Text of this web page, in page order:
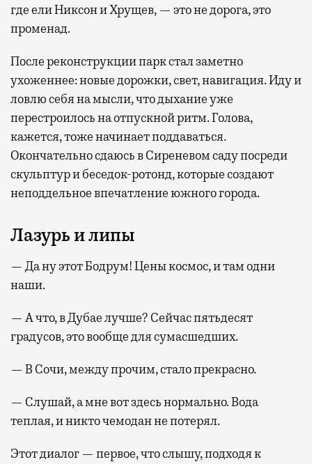
где ели Никсон и Хрущев, — это не дорога, это
променад.
После реконструкции парк стал заметно
ухоженнее: новые дорожки, свет, навигация. Иду и
ловлю себя на мысли, что дыхание уже
перестроилось на отпускной ритм. Голова,
кажется, тоже начинает поддаваться.
Окончательно сдаюсь в Сиреневом саду посреди
скульптур и беседок-ротонд, которые создают
неподдельное впечатление южного города.
Лазурь и липы
— Да ну этот Бодрум! Цены космос, и там одни
наши.
— А что, в Дубае лучше? Сейчас пятьдесят
градусов, это вообще для сумасшедших.
— В Сочи, между прочим, стало прекрасно.
— Слушай, а мне вот здесь нормально. Вода
теплая, и никто чемодан не потерял.
Этот диалог — первое, что слышу, подходя к